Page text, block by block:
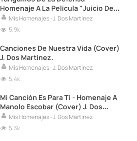
Homenaje A La Película "Juicio De
Faldas" (Cover) J. Dos Martínez.
Mis Homenajes -J. Dos Martínez
5,9k
Canciones De Nuestra Vida (Cover)
J. Dos Martínez.
Mis Homenajes -J. Dos Martínez
5,4k
Mi Canción Es Para Ti - Homenaje A
Manolo Escobar (Cover) J. Dos
Martínez.
Mis Homenajes -J. Dos Martínez
5,3k